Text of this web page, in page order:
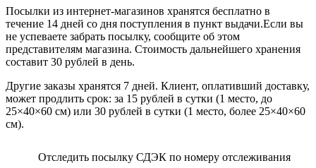
Посылки из интернет-магазинов хранятся бесплатно в
течение 14 дней со дня поступления в пункт выдачи.Если вы
не успеваете забрать посылку, сообщите об этом
представителям магазина. Стоимость дальнейшего хранения
составит 30 рублей в день.
Другие заказы хранятся 7 дней. Клиент, оплативший доставку,
может продлить срок: за 15 рублей в сутки (1 место, до
25×40×60 см) или 30 рублей в сутки (1 место, более 25×40×60
см).
Отследить посылку СДЭК по номеру отслеживания